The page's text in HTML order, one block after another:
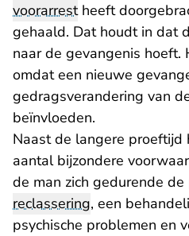
voorarrestheeft
gehaald. Dat houdt in dat
naar de gevangenis
omdat een nieuwe
gedragsverandering van
beïnvloeden.
Naast de langere proeftijd
aantal bijzondere
de man zich gedurende
reclassering, een
psychische problemen en